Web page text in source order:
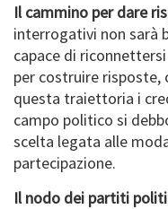
Il cammino per dare
interrogativi non sarà
capace di
per costruire risposte,
questa traiettoria i
campo politico si
scelta legata alle
partecipazione.
Il nodo dei partiti